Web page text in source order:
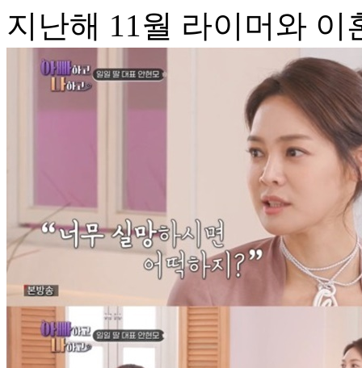
지난해 11월 라이머와 이